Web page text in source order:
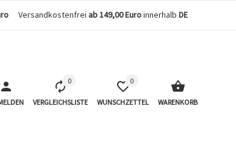
Versandkostenfrei ab 149,00 Euroinnerhalb DE
0
VERGLEICHSLISTE
0
WUNSCHZETTEL WARENKORB